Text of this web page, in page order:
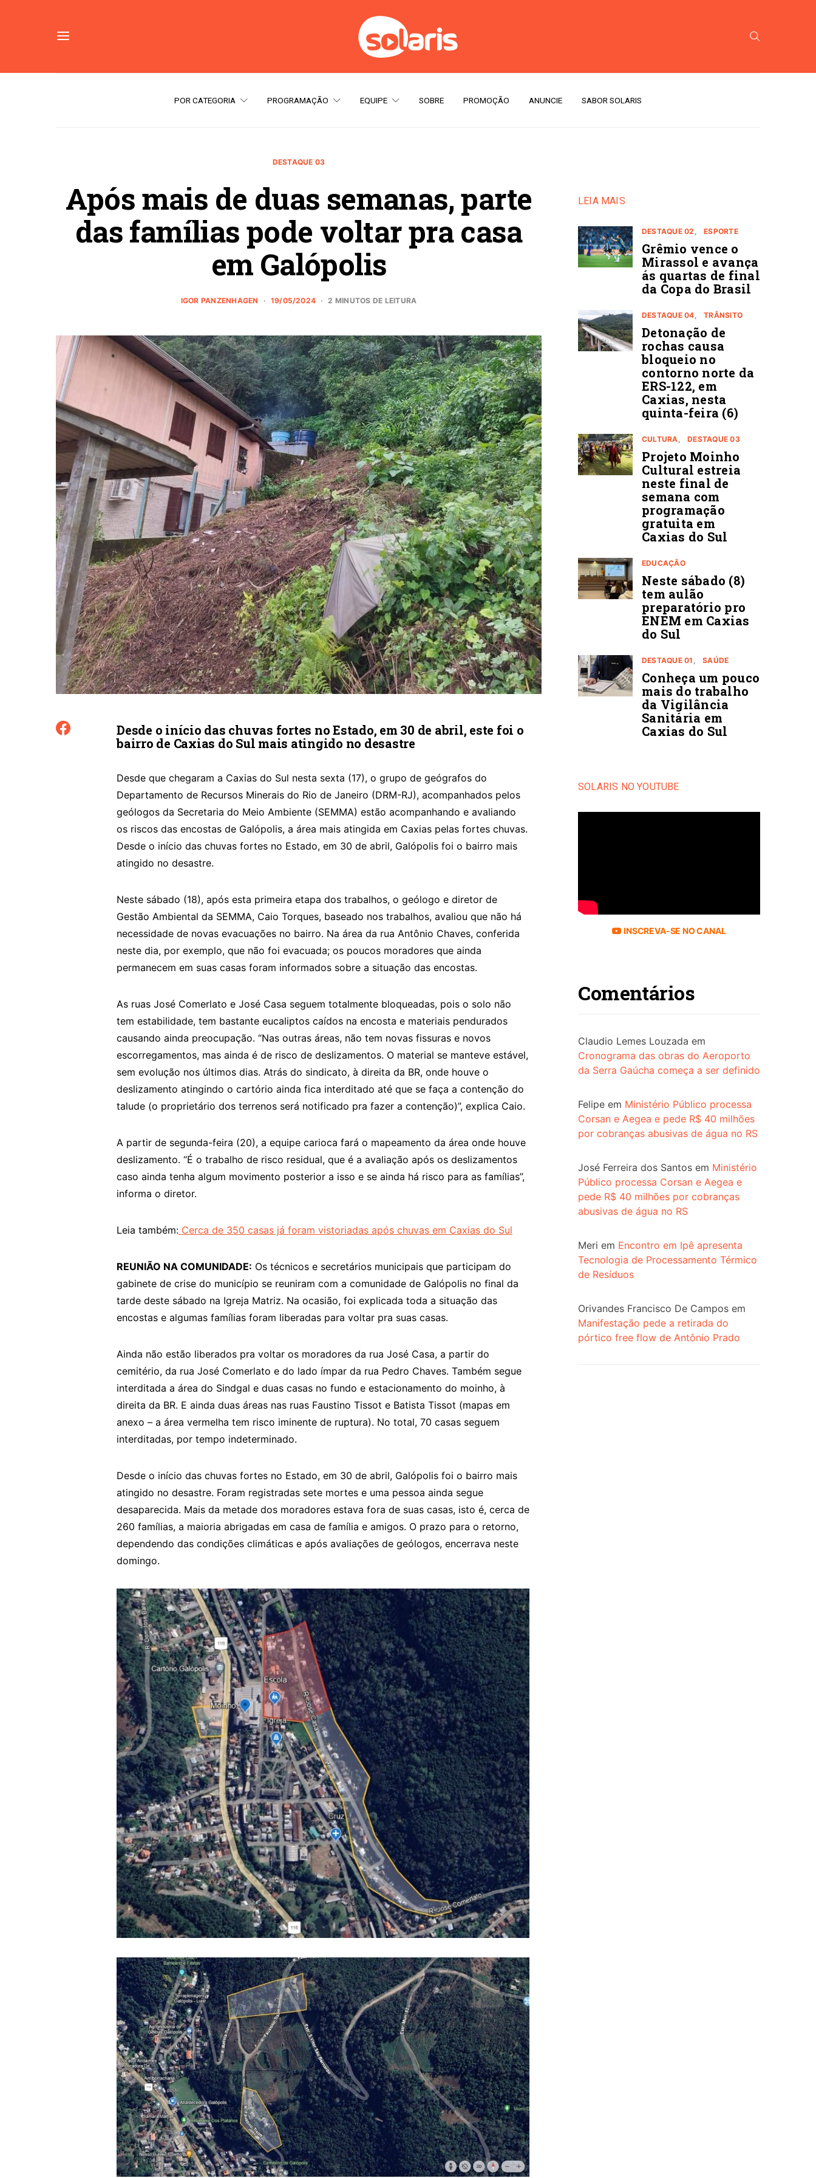
POR CATEGORIA PROGRAMAÇÃO EQUIPE SOBRE PROMOÇÃO ANUNCIE SABOR SOLARIS
DESTAQUE 03
Após mais de duas semanas, parte
das famílias pode voltar pra casa
em Galópolis
IGOR PANZENHAGEN 19/05/2024 2 MINUTOS DE LEITURA
Desde o início das chuvas fortes no Estado, em 30 de abril, este foi o
bairro de Caxias do Sul mais atingido no desastre
Desde que chegaram a Caxias do Sul nesta sexta (17), o grupo de geógrafos do
Departamento de Recursos Minerais do Rio de Janeiro (DRM-RJ), acompanhados pelos
geólogos da Secretaria do Meio Ambiente (SEMMA) estão acompanhando e avaliando
os riscos das encostas de Galópolis, a área mais atingida em Caxias pelas fortes chuvas.
Desde o início das chuvas fortes no Estado, em 30 de abril, Galópolis foi o bairro mais
atingido no desastre.
Neste sábado (18), após esta primeira etapa dos trabalhos, o geólogo e diretor de
Gestão Ambiental da SEMMA, Caio Torques, baseado nos trabalhos, avaliou que não há
necessidade de novas evacuações no bairro. Na área da rua Antônio Chaves, conferida
neste dia, por exemplo, que não foi evacuada; os poucos moradores que ainda
permanecem em suas casas foram informados sobre a situação das encostas.
As ruas José Comerlato e José Casa seguem totalmente bloqueadas, pois o solo não
tem estabilidade, tem bastante eucaliptos caídos na encosta e materiais pendurados
causando ainda preocupação. “Nas outras áreas, não tem novas fissuras e novos
escorregamentos, mas ainda é de risco de deslizamentos. O material se manteve estável,
sem evolução nos últimos dias. Atrás do sindicato, à direita da BR, onde houve o
deslizamento atingindo o cartório ainda fica interditado até que se faça a contenção do
talude (o proprietário dos terrenos será notificado pra fazer a contenção)”, explica Caio.
A partir de segunda-feira (20), a equipe carioca fará o mapeamento da área onde houve
deslizamento. “É o trabalho de risco residual, que é a avaliação após os deslizamentos
caso ainda tenha algum movimento posterior a isso e se ainda há risco para as famílias”,
informa o diretor.
Leia também: Cerca de 350 casas já foram vistoriadas após chuvas em Caxias do Sul
REUNIÃO NA COMUNIDADE: Os técnicos e secretários municipais que participam do
gabinete de crise do município se reuniram com a comunidade de Galópolis no final da
tarde deste sábado na Igreja Matriz. Na ocasião, foi explicada toda a situação das
encostas e algumas famílias foram liberadas para voltar pra suas casas.
Ainda não estão liberados pra voltar os moradores da rua José Casa, a partir do
cemitério, da rua José Comerlato e do lado ímpar da rua Pedro Chaves. Também segue
interditada a área do Sindgal e duas casas no fundo e estacionamento do moinho, à
direita da BR. E ainda duas áreas nas ruas Faustino Tissot e Batista Tissot (mapas em
anexo – a área vermelha tem risco iminente de ruptura). No total, 70 casas seguem
interditadas, por tempo indeterminado.
Desde o início das chuvas fortes no Estado, em 30 de abril, Galópolis foi o bairro mais
atingido no desastre. Foram registradas sete mortes e uma pessoa ainda segue
desaparecida. Mais da metade dos moradores estava fora de suas casas, isto é, cerca de
260 famílias, a maioria abrigadas em casa de família e amigos. O prazo para o retorno,
dependendo das condições climáticas e após avaliações de geólogos, encerrava neste
domingo.
LEIA MAIS
DESTAQUE 02 ESPORTE
Grêmio vence o
Mirassol e avança
ás quartas de final
da Copa do Brasil
DESTAQUE 04 TRÂNSITO
Detonação de
rochas causa
bloqueio no
contorno norte da
ERS-122, em
Caxias, nesta
quinta-feira (6)
CULTURA DESTAQUE 03
Projeto Moinho
Cultural estreia
neste final de
semana com
programação
gratuita em
Caxias do Sul
EDUCAÇÃO
Neste sábado (8)
tem aulão
preparatório pro
ENEM em Caxias
do Sul
DESTAQUE 01 SAÚDE
Conheça um pouco
mais do trabalho
da Vigilância
Sanitária em
Caxias do Sul
SOLARIS NO YOUTUBE
INSCREVA-SE NO CANAL
Comentários
Claudio Lemes Louzada em
Cronograma das obras do Aeroporto
da Serra Gaúcha começa a ser definido
Felipe em Ministério Público processa
Corsan e Aegea e pede R$ 40 milhões
por cobranças abusivas de água no RS
José Ferreira dos Santos em Ministério
Público processa Corsan e Aegea e
pede R$ 40 milhões por cobranças
abusivas de água no RS
Meri em Encontro em Ipê apresenta
Tecnologia de Processamento Térmico
de Resíduos
Orivandes Francisco De Campos em
Manifestação pede a retirada do
pórtico free flow de Antônio Prado